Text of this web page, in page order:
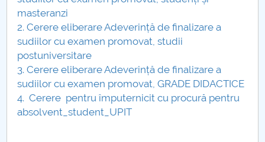
Nr. de telefon si adrese Facultăți
Admitere
Români de pretutindeni - ADMITERE
Senat
masteranzi
2. Cerere eliberare Adeverință de finalizare a
sudiilor cu examen promovat, studii
postuniversitare
3. Cerere eliberare Adeverință de finalizare a
sudiilor cu examen promovat, GRADE DIDACTICE
4. Cerere pentru împuternicit cu procură pentru
absolvent_student_UPIT